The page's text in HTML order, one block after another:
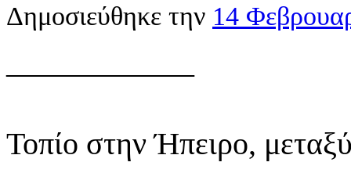
Δημοσιεύθηκε την 14
——————
Τοπίο στην Ήπειρο,